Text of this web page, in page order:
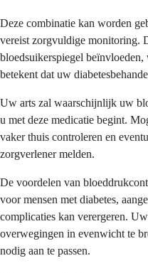
Deze combinatie kan worden
vereist zorgvuldige monitoring.
bloedsuikerspiegel
betekent dat uw
Uw arts zal waarschijnlijk uw
u met deze medicatie begint.
vaker thuis controleren en
zorgverlener melden.
De voordelen van
voor mensen met diabetes,
complicaties kan verergeren.
overwegingen in evenwicht te
nodig aan te passen.